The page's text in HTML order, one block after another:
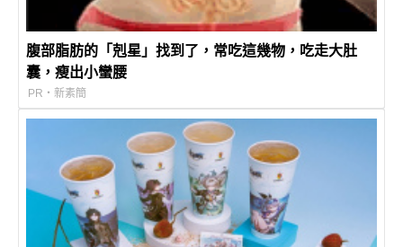
腹部脂肪的「剋星」找到了，常吃這幾物，吃走大肚
囊，瘦出小蠻腰
PR・新素簡